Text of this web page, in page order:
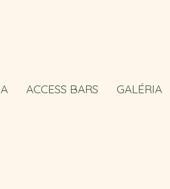
ACCESS BARS GALÉRIA